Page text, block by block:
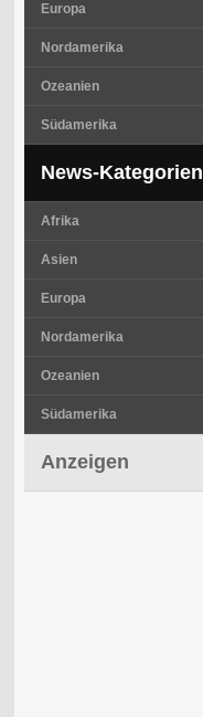
Europa
Nordamerika
Ozeanien
Südamerika
News-Kategorien
Afrika
Asien
Europa
Nordamerika
Ozeanien
Südamerika
Anzeigen